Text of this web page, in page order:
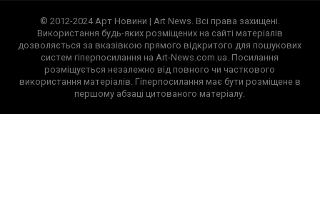
© 2012-2024 Арт Новини | Art News. Всі права захищені.
Використання будь-яких розміщених на сайті матеріалів
дозволяється за вказівкою прямого відкритого для пошукових
систем гіперпосилання на Art-News.com.ua. Посилання
розміщується незалежно від повного чи часткового
використання матеріалів. Гіперпосилання має бути розміщене в
першому абзаці цитованого матеріалу.